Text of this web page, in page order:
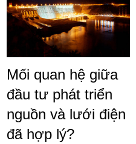
Mối quan hệ giữa
đầu tư phát triển
nguồn và lưới điện
đã hợp lý?